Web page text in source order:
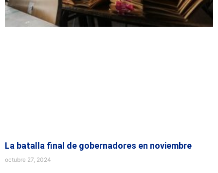
La batalla final de gobernadores en noviembre
octubre 27, 2024